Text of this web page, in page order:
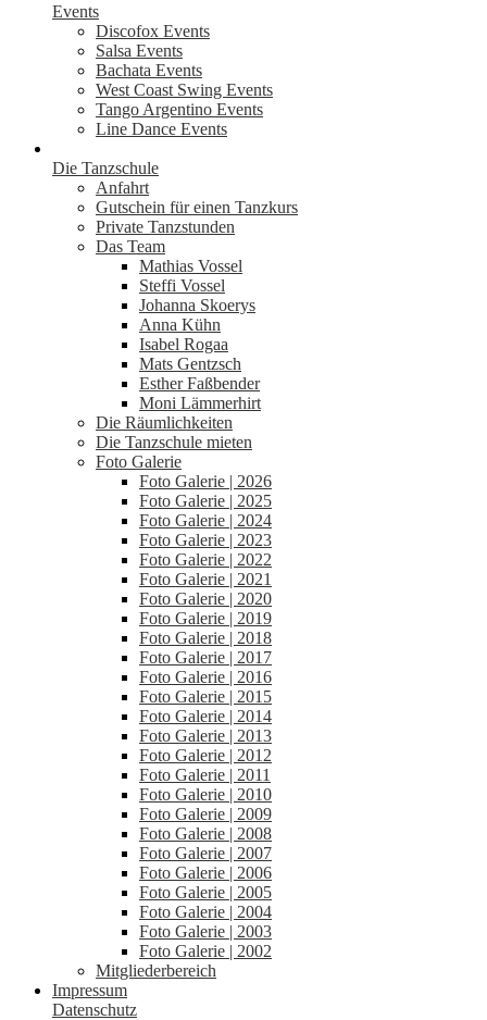
Events
Discofox Events
Salsa Events
Bachata Events
West Coast Swing Events
Tango Argentino Events
Line Dance Events
Die Tanzschule
Anfahrt
Gutschein für einen Tanzkurs
Private Tanzstunden
Das Team
Mathias Vossel
Steffi Vossel
Johanna Skoerys
Anna Kühn
Isabel Rogaa
Mats Gentzsch
Esther Faßbender
Moni Lämmerhirt
Die Räumlichkeiten
Die Tanzschule mieten
Foto Galerie
Foto Galerie | 2026
Foto Galerie | 2025
Foto Galerie | 2024
Foto Galerie | 2023
Foto Galerie | 2022
Foto Galerie | 2021
Foto Galerie | 2020
Foto Galerie | 2019
Foto Galerie | 2018
Foto Galerie | 2017
Foto Galerie | 2016
Foto Galerie | 2015
Foto Galerie | 2014
Foto Galerie | 2013
Foto Galerie | 2012
Foto Galerie | 2011
Foto Galerie | 2010
Foto Galerie | 2009
Foto Galerie | 2008
Foto Galerie | 2007
Foto Galerie | 2006
Foto Galerie | 2005
Foto Galerie | 2004
Foto Galerie | 2003
Foto Galerie | 2002
Mitgliederbereich
Impressum
Datenschutz